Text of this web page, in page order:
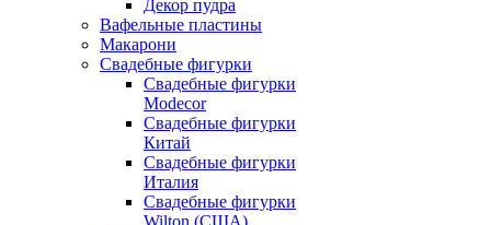
Декор пудра
Вафельные пластины
Макарони
Свадебные фигурки
Свадебные фигурки
Modecor
Свадебные фигурки
Китай
Свадебные фигурки
Италия
Свадебные фигурки
Wilton (США)